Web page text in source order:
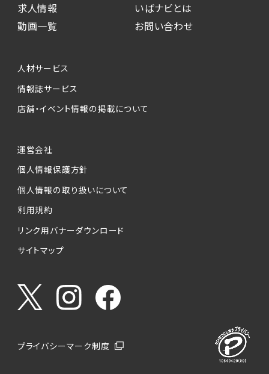
求人情報
動画一覧
いばナビとは
お問い合わせ
人材サービス
情報誌サービス
店舗・イベント情報の掲載について
運営会社
個人情報保護方針
個人情報の取り扱いについて
利用規約
リンク用バナーダウンロード
サイトマップ
プライバシーマーク制度